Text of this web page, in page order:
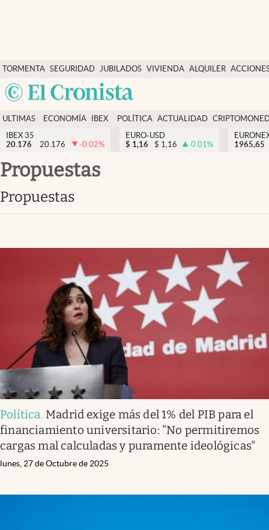
TORMENTA SEGURIDAD
SOCIAL
JUBILADOS VIVIENDA ALQUILER
USA
Economía y finanzas
Política
Actualidad
Criptomonedas
España
ULTIMAS
NOTICIAS
ECONOMÍA
FINANZAS
IBEX
EURO
POLÍTICA ACTUALIDAD
IBEX 35
20.176
20.176 -0.02%
EURO-USD
$ 1,16 $ 1,16 0.01%
1965,65
propuestas
propuestas
Política. Madrid exige más del 1% del PIB para el
financiamiento universitario: "No permitiremos
cargas mal calculadas y puramente ideológicas"
lunes, 27 de Octubre de 2025